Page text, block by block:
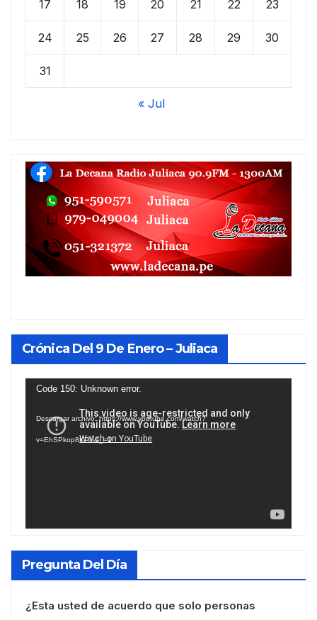
17 18 19 20 21 22 23
24 25 26 27 28 29 30
31
« Jul
Crónica Del 9 De Enero – Juliaca
Reproductor
vídeo
Code 150: Unknown error.
Descargar archivo: https://www.youtube.com/watch?
v=EhSPkop8KPY&_=1
Pregunta Del Día
¿Esta usted de acuerdo que solo personas